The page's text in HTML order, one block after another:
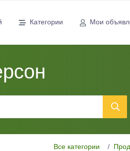
Категории Мои
Все категории